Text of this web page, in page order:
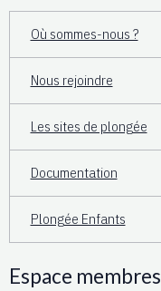
Où sommes-nous ?
Nous rejoindre
Les sites de plongée
Documentation
Plongée Enfants
Espace membres